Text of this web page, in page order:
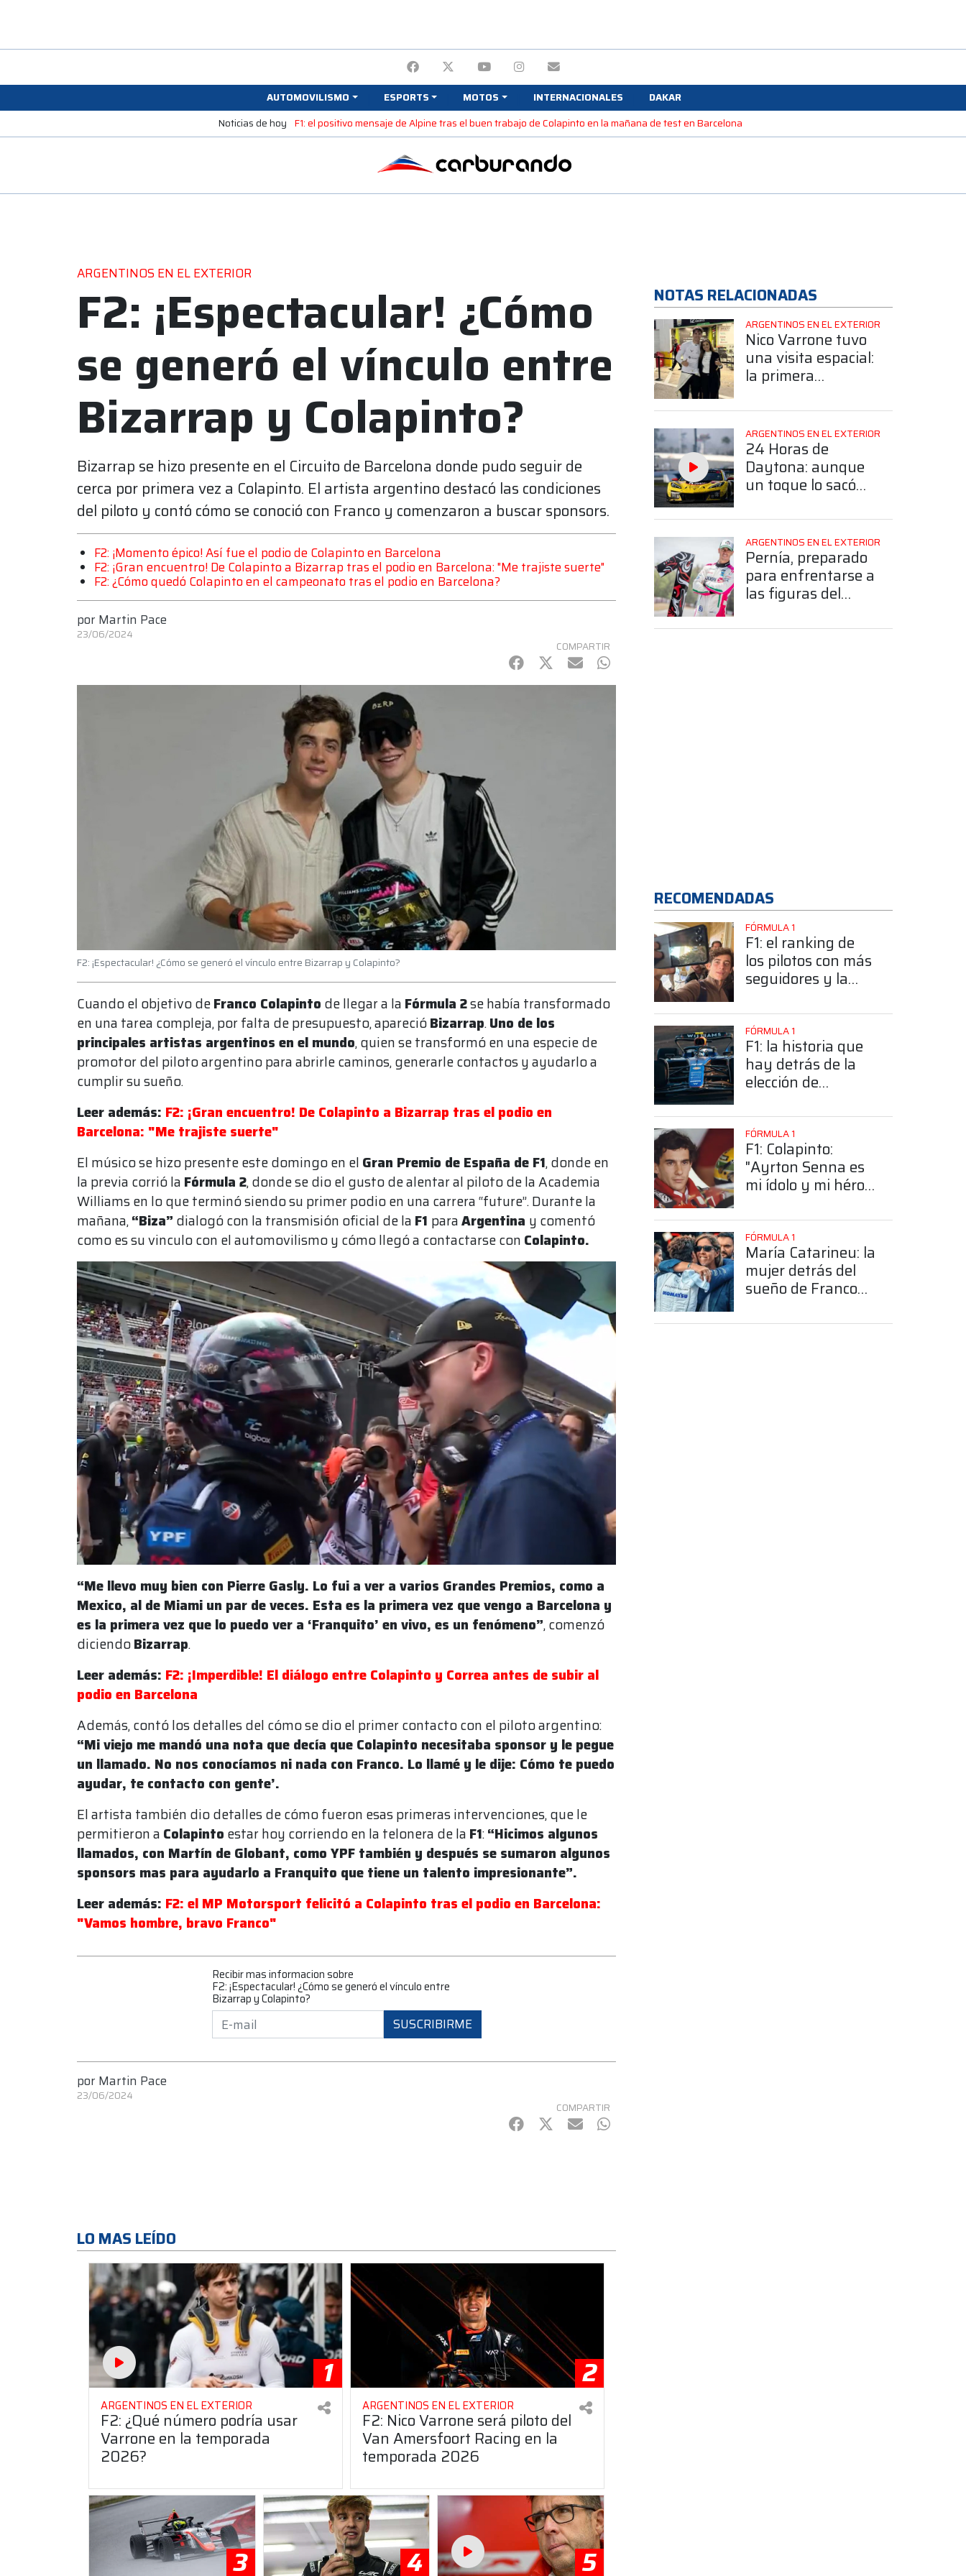
AUTOMOVILISMO ESPORTS MOTOS INTERNACIONALES
DAKAR
Noticias de hoy F1: el positivo mensaje de Alpine tras el buen trabajo de Colapinto en la mañana de test en Barcelona
ARGENTINOS EN EL EXTERIOR
F2: ¡Espectacular! ¿Cómo
se generó el vínculo entre
Bizarrap y Colapinto?
Bizarrap se hizo presente en el Circuito de Barcelona donde pudo seguir de
cerca por primera vez a Colapinto. El artista argentino destacó las condiciones
del piloto y contó cómo se conoció con Franco y comenzaron a buscar sponsors.
F2: ¡Momento épico! Así fue el podio de Colapinto en Barcelona
F2: ¡Gran encuentro! De Colapinto a Bizarrap tras el podio en Barcelona: "Me trajiste suerte"
F2: ¿Cómo quedó Colapinto en el campeonato tras el podio en Barcelona?
por Martin Pace
23/06/2024
COMPARTIR
Facebook
Twitter
mail WhatsApp
F2: ¡Espectacular! ¿Cómo se generó el vínculo entre Bizarrap y Colapinto?
Cuando el objetivo deFranco Colapinto de llegar a la Fórmula 2se había transformado
en una tarea compleja, por falta de presupuesto, aparecióBizarrap.Uno de los
principales artistas argentinos en el mundo, quien se transformó en una especie de
promotor del piloto argentino para abrirle caminos, generarle contactos y ayudarlo a
cumplir su sueño.
Leer además: F2: ¡Gran encuentro! De Colapinto a Bizarrap tras el podio en
Barcelona: "Me trajiste suerte"
El músico se hizo presente este domingo en el Gran Premio de España de F1, donde en
la previa corrió la Fórmula 2, donde se dio el gusto de alentar al piloto de la Academia
Williams en lo que terminó siendo su primer podio en una carrera “future”. Durante la
mañana,“Biza” dialogó con la transmisión oficial de la F1 paraArgentina y comentó
como es su vinculo con el automovilismo y cómo llegó a contactarse con Colapinto.
“Me llevo muy bien con Pierre Gasly. Lo fui a ver a varios Grandes Premios, como a
Mexico, al de Miami un par de veces. Esta es la primera vez que vengo a Barcelona y
es la primera vez que lo puedo ver a ‘Franquito’ en vivo, es un fenómeno”, comenzó
diciendoBizarrap.
Leer además: F2: ¡Imperdible! El diálogo entre Colapinto y Correa antes de subir al
podio en Barcelona
Además, contó los detalles del cómo se dio el primer contacto con el piloto argentino:
“Mi viejo me mandó una nota que decía que Colapinto necesitaba sponsor y le pegue
un llamado. No nos conocíamos ni nada con Franco. Lo llamé y le dije: Cómo te puedo
ayudar, te contacto con gente’.
El artista también dio detalles de cómo fueron esas primeras intervenciones, que le
permitieron a Colapinto estar hoy corriendo en la telonera de la F1:“Hicimos algunos
llamados, con Martín de Globant, como YPF también y después se sumaron algunos
sponsors mas para ayudarlo a Franquito que tiene un talento impresionante”.
Leer además: F2: el MP Motorsport felicitó a Colapinto tras el podio en Barcelona:
"Vamos hombre, bravo Franco"
Recibir mas informacion sobre
F2: ¡Espectacular! ¿Cómo se generó el vínculo entre
Bizarrap y Colapinto?
SUSCRIBIRME
por Martin Pace
23/06/2024
COMPARTIR
Facebook
Twitter
mail WhatsApp
LO MAS LEÍDO
1
ARGENTINOS EN EL EXTERIOR
F2: ¿Qué número podría usar
Varrone en la temporada
2026?
2
ARGENTINOS EN EL EXTERIOR
F2: Nico Varrone será piloto del
Van Amersfoort Racing en la
temporada 2026
3 4 5
NOTAS RELACIONADAS
ARGENTINOS EN EL EXTERIOR
Nico Varrone tuvo
una visita espacial:
la primera
argentina lo
acompañó en
Daytona
ARGENTINOS EN EL EXTERIOR
24 Horas de
Daytona: aunque
un toque lo sacó
Corvette de Nico
Varrone finalizó 4°
en la GTD Pro
ARGENTINOS EN EL EXTERIOR
Pernía, preparado
para enfrentarse a
las figuras del
desafío más
RECOMENDADAS
FÓRMULA 1
F1: el ranking de
los pilotos con más
seguidores y la
posición de
Colapinto
FÓRMULA 1
F1: la historia que
hay detrás de la
elección de
número 43
FÓRMULA 1
F1: Colapinto:
"Ayrton Senna es
mi ídolo y mi héroe
FÓRMULA 1
María Catarineu: la
mujer detrás del
sueño de Franco
Fórmula 1